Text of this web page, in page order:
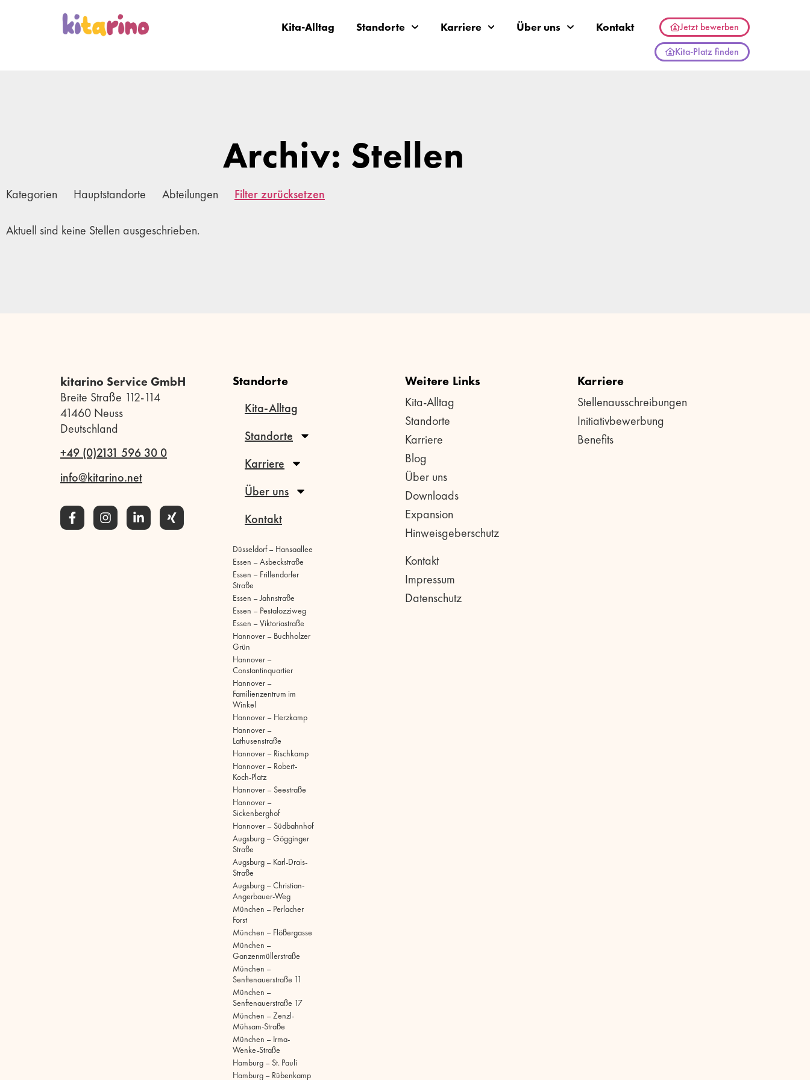
Kita-Alltag Standorte Karriere Über uns Kontakt
Jetzt bewerben
Kita-Platz finden
Archiv: Stellen
Kategorien Hauptstandorte Abteilungen Filter zurücksetzen
Aktuell sind keine Stellen ausgeschrieben.
kitarino Service GmbH
Breite Straße 112-114
41460 Neuss
Deutschland
+49 (0)2131 596 30 0
info@kitarino.net
Standorte
Kita-Alltag
Standorte
Karriere
Über uns
Kontakt
Düsseldorf – Hansaallee
Essen – Asbeckstraße
Essen – Frillendorfer
Straße
Essen – Jahnstraße
Essen – Pestalozziweg
Essen – Viktoriastraße
Hannover – Buchholzer
Grün
Hannover –
Constantinquartier
Hannover –
Familienzentrum im
Winkel
Hannover – Herzkamp
Hannover –
Lathusenstraße
Hannover – Rischkamp
Hannover – Robert-
Koch-Platz
Hannover – Seestraße
Hannover –
Sickenberghof
Hannover – Südbahnhof
Augsburg – Gögginger
Straße
Augsburg – Karl-Drais-
Straße
Augsburg – Christian-
Angerbauer-Weg
München – Perlacher
Forst
München – Flößergasse
München –
Ganzenmüllerstraße
München –
Senftenauerstraße 11
München –
Senftenauerstraße 17
München – Zenzl-
Mühsam-Straße
München – Irma-
Wenke-Straße
Hamburg – St. Pauli
Hamburg – Rübenkamp
Weitere Links
Kita-Alltag
Standorte
Karriere
Blog
Über uns
Downloads
Expansion
Hinweisgeberschutz
Kontakt
Impressum
Datenschutz
Karriere
Stellenausschreibungen
Initiativbewerbung
Benefits